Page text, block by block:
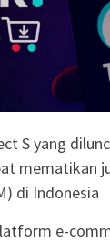
S yang
mematikan
di Indonesia
e-